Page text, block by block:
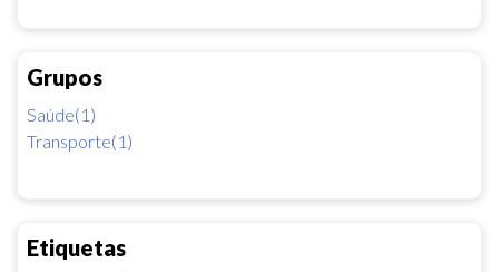
Grupos
Saúde(1)
Transporte(1)
Etiquetas